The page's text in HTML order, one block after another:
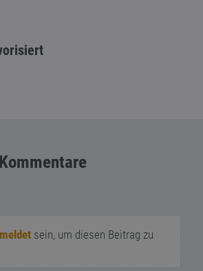
sein, um diesen Beitrag zu